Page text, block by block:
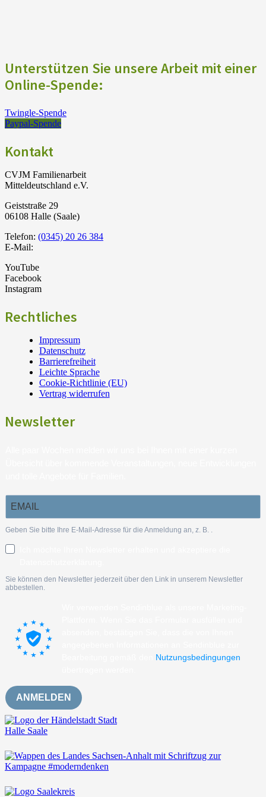
Unterstützen Sie unsere Arbeit mit einer
Online-Spende:
Twingle-Spende
Paypal-Spende
Kontakt
CVJM Familienarbeit
Mitteldeutschland e.V.
Geiststraße 29
06108 Halle (Saale)
Telefon: (0345) 20 26 384
E-Mail:
YouTube
Facebook
Instagram
Rechtliches
Impressum
Datenschutz
Barrierefreiheit
Leichte Sprache
Cookie-Richtlinie (EU)
Vertrag widerrufen
Newsletter
Geben Sie bitte Ihre E-Mail-Adresse für die Anmeldung an, z. B. .
Sie können den Newsletter jederzeit über den Link in unserem Newsletter
abbestellen.
Nutzungsbedingungen
ANMELDEN